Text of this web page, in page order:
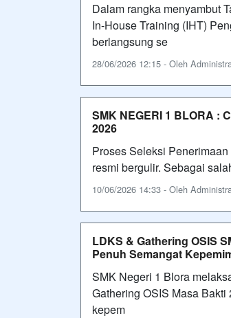
Dalam rangka menyambut
In-House Training (IHT)
berlangsung se
28/06/2026 12:15 - Oleh
SMK NEGERI 1 BLORA :
2026
Proses Seleksi
resmi bergulir. Sebagai
10/06/2026 14:33 - Oleh
LDKS & Gathering OSIS
Penuh Semangat
SMK Negeri 1 Blora
Gathering OSIS Masa
kepem